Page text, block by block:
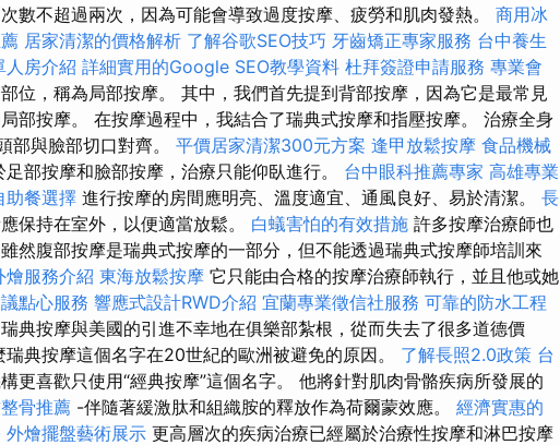
數不超過兩次，因為可能會導致過度按摩、疲勞和肌肉發熱。 商用冰
居家清潔的價格解析 了解谷歌SEO技巧 牙齒矯正專家服務 台中養生
人房介紹 詳細實用的Google SEO教學資料 杜拜簽證申請服務 專業會
位，稱為局部按摩。 其中，我們首先提到背部按摩，因為它是最常見
部按摩。 在按摩過程中，我結合了瑞典式按摩和指壓按摩。 治療全身
部與臉部切口對齊。 平價居家清潔300元方案 逢甲放鬆按摩 食品機械
足部按摩和臉部按摩，治療只能仰臥進行。 台中眼科推薦專家 高雄專業
助餐選擇 進行按摩的房間應明亮、溫度適宜、通風良好、易於清潔。 長
保持在室外，以便適當放鬆。 白蟻害怕的有效措施 許多按摩治療師也
然腹部按摩是瑞典式按摩的一部分，但不能透過瑞典式按摩師培訓來
燴服務介紹 東海放鬆按摩 它只能由合格的按摩治療師執行，並且他或她
點心服務 響應式設計RWD介紹 宜蘭專業徵信社服務 可靠的防水工程
典按摩與美國的引進不幸地在俱樂部紮根，從而失去了很多道德價
瑞典按摩這個名字在20世紀的歐洲被避免的原因。 了解長照2.0政策 台
更喜歡只使用“經典按摩”這個名字。 他將針對肌肉骨骼疾病所發展的
骨推薦 -伴隨著緩激肽和組織胺的釋放作為荷爾蒙效應。 經濟實惠的
外燴擺盤藝術展示 更高層次的疾病治療已經屬於治療性按摩和淋巴按摩